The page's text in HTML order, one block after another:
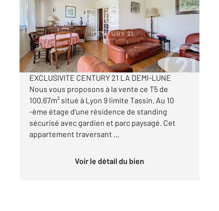
Ref : 445
Appartement T4 à vendre
259 000 €
Visiter le site dédié
EXCLUSIVITE CENTURY 21 LA DEMI-LUNE
Nous vous proposons à la vente ce T5 de
100,67m² situé à Lyon 9 limite Tassin. Au 10
-ème étage d'une résidence de standing
sécurisé avec gardien et parc paysagé. Cet
appartement traversant ...
Voir le détail du bien